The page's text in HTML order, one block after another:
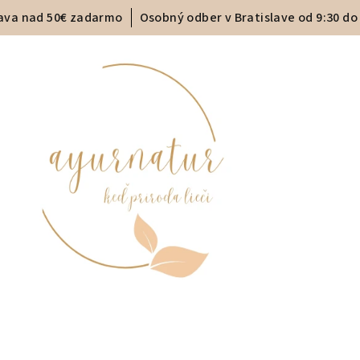
nad 50€ zadarmo Osobný odber v Bratislave od 9:30 do